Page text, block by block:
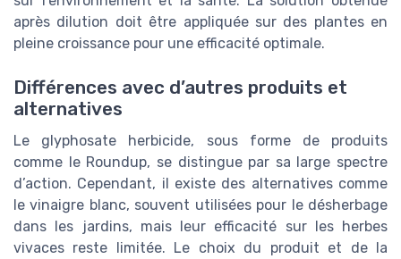
après dilution doit être appliquée sur des plantes en
pleine croissance pour une efficacité optimale.
Différences avec d’autres produits et
alternatives
Le glyphosate herbicide, sous forme de produits
comme le Roundup, se distingue par sa large spectre
d’action. Cependant, il existe des alternatives comme
le vinaigre blanc, souvent utilisées pour le désherbage
dans les jardins, mais leur efficacité sur les herbes
vivaces reste limitée. Le choix du produit et de la